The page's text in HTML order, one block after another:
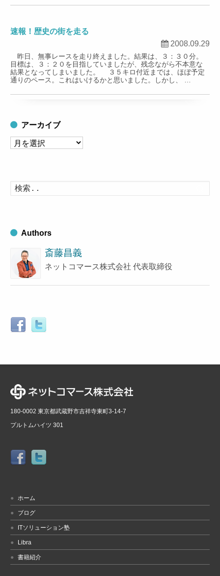
速報！歴史の街を走る
2008.09.29
昨日、無事レースを走り終えました。結果は、３：３０分。
目標は、３：２０を目指していましたが、残念ながら不本意な
結果となってしまいました。 ３５キロ付近までは、ほぼ予定
通りのペース。これはいけるかと思いました。しかし、 …
アーカイブ
ア
イ
ブ
索
Authors
斎藤昌義
ネットコマース株式会社 代表取締役
180-0002 東京都武蔵野市吉祥寺東町3-14-7
プルトムハイツ 301
ホーム
ブログ
ITソリューション塾
Libra
書籍紹介